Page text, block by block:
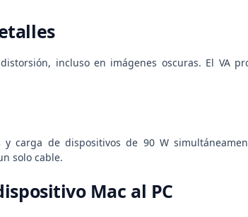
incluso en imágenes oscuras. El VA
y carga de dispositivos de 90 W
solo cable.
Mac al PC